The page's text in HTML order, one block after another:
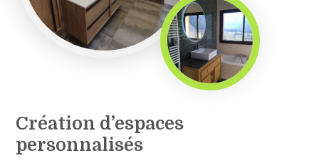
Création d’espaces
personnalisés